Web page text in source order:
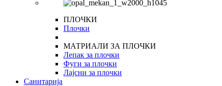
ПЛОЧКИ
Плочки
МАТРИАЛИ ЗА ПЛОЧКИ
Лепак за плочки
Фуги за плочки
Лајсни за плочки
Санитарија